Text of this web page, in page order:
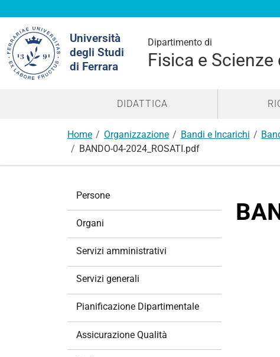
Università
degli Studi
di Ferrara
Dipartimento di
Fisica e Scienze
nel
sito
DIDATTICA
Home Organizzazione Bandi e Incarichi
BANDO-04-2024_ROSATI.pdf
Persone
Organi
Servizi amministrativi
Servizi generali
Pianificazione Dipartimentale
Assicurazione Qualità